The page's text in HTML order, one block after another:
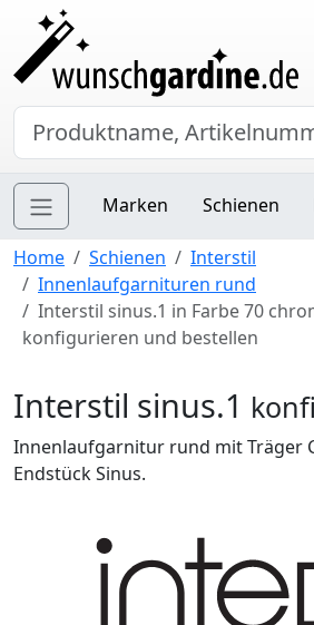
Marken Schienen
Home Schienen
Interstil
Innenlaufgarnituren rund
Interstil sinus.1 in Farbe 70
konfigurieren und bestellen
Interstil sinus.1
Innenlaufgarnitur rund mit Träger
Endstück Sinus.